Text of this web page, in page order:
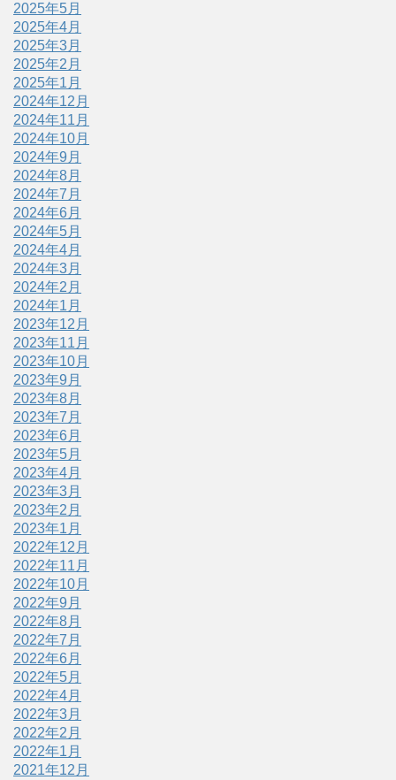
2025年5月
2025年4月
2025年3月
2025年2月
2025年1月
2024年12月
2024年11月
2024年10月
2024年9月
2024年8月
2024年7月
2024年6月
2024年5月
2024年4月
2024年3月
2024年2月
2024年1月
2023年12月
2023年11月
2023年10月
2023年9月
2023年8月
2023年7月
2023年6月
2023年5月
2023年4月
2023年3月
2023年2月
2023年1月
2022年12月
2022年11月
2022年10月
2022年9月
2022年8月
2022年7月
2022年6月
2022年5月
2022年4月
2022年3月
2022年2月
2022年1月
2021年12月